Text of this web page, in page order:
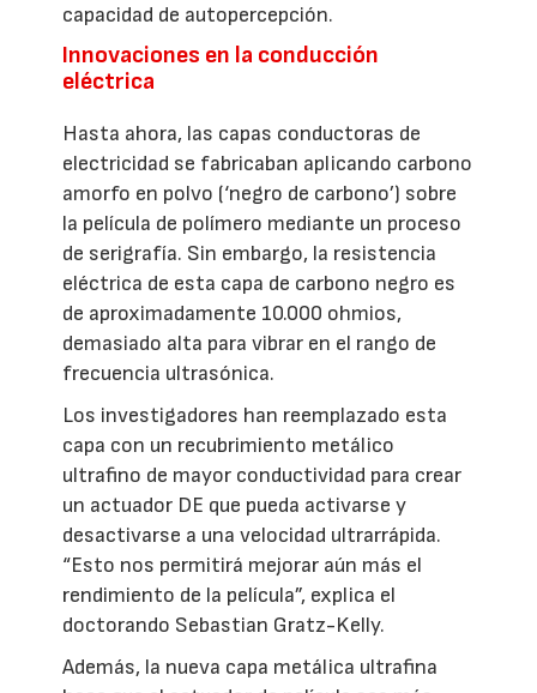
capacidad de autopercepción.
Innovaciones en la conducción
eléctrica
Hasta ahora, las capas conductoras de
electricidad se fabricaban aplicando carbono
amorfo en polvo (‘negro de carbono’) sobre
la película de polímero mediante un proceso
de serigrafía. Sin embargo, la resistencia
eléctrica de esta capa de carbono negro es
de aproximadamente 10.000 ohmios,
demasiado alta para vibrar en el rango de
frecuencia ultrasónica.
Los investigadores han reemplazado esta
capa con un recubrimiento metálico
ultrafino de mayor conductividad para crear
un actuador DE que pueda activarse y
desactivarse a una velocidad ultrarrápida.
“Esto nos permitirá mejorar aún más el
rendimiento de la película”, explica el
doctorando Sebastian Gratz-Kelly.
Además, la nueva capa metálica ultrafina